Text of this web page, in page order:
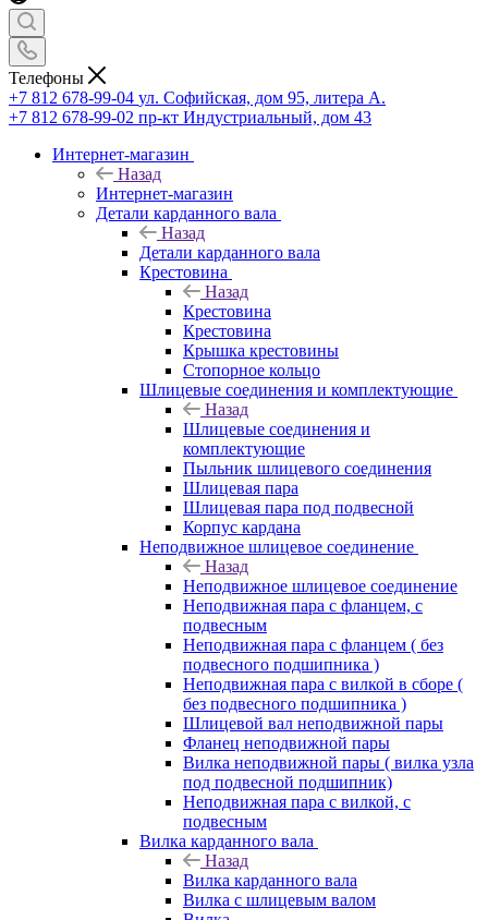
Телефоны
+7 812 678-99-04 ул. Софийская, дом 95, литера А.
+7 812 678-99-02 пр-кт Индустриальный, дом 43
Интернет-магазин
Назад
Интернет-магазин
Детали карданного вала
Назад
Детали карданного вала
Крестовина
Назад
Крестовина
Крестовина
Крышка крестовины
Стопорное кольцо
Шлицевые соединения и комплектующие
Назад
Шлицевые соединения и
комплектующие
Пыльник шлицевого соединения
Шлицевая пара
Шлицевая пара под подвесной
Корпус кардана
Неподвижное шлицевое соединение
Назад
Неподвижное шлицевое соединение
Неподвижная пара с фланцем, с
подвесным
Неподвижная пара с фланцем ( без
подвесного подшипника )
Неподвижная пара с вилкой в сборе (
без подвесного подшипника )
Шлицевой вал неподвижной пары
Фланец неподвижной пары
Вилка неподвижной пары ( вилка узла
под подвесной подшипник)
Неподвижная пара с вилкой, с
подвесным
Вилка карданного вала
Назад
Вилка карданного вала
Вилка с шлицевым валом